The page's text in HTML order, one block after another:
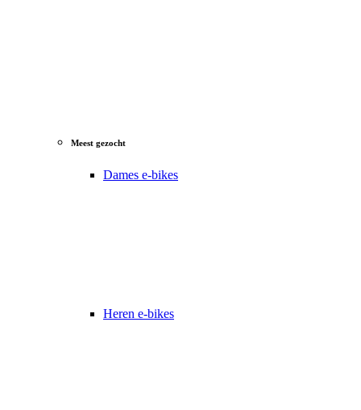
Meest gezocht
Dames e-bikes
Heren e-bikes